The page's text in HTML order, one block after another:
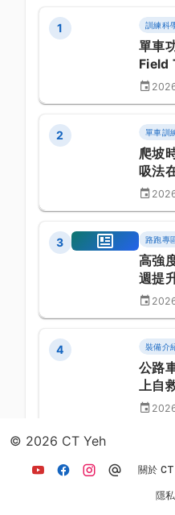
1 訓練科
單車
Field
的關
2 單車訓
爬坡
吸法
3 路跑專
高強
週提
課表
4 裝備介
公路
上自
返
© 2026 CT Yeh
關於
隱